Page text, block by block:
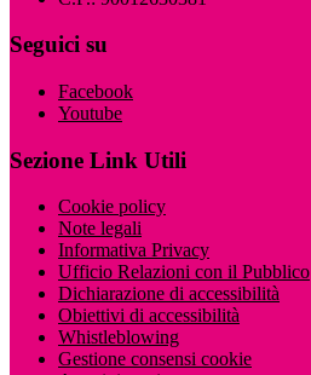
Seguici su
Facebook
Youtube
Sezione Link Utili
Cookie policy
Note legali
Informativa Privacy
Ufficio Relazioni con il Pubblico
Dichiarazione di accessibilità
Obiettivi di accessibilità
Whistleblowing
Gestione consensi cookie